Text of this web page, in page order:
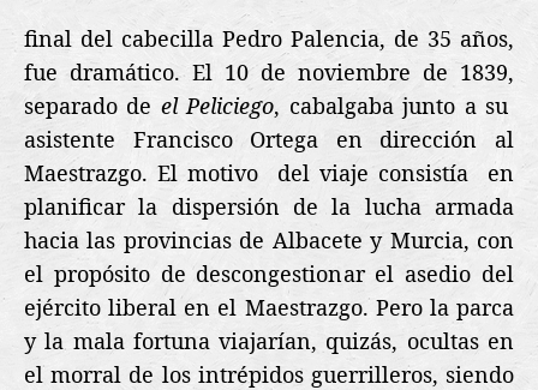
final del cabecilla Pedro Palencia, de 35 años,
fue dramático. El 10 de noviembre de 1839,
separado de el Peliciego, cabalgaba junto a su
asistente Francisco Ortega en dirección al
Maestrazgo. El motivo del viaje consistía
en
planificar la dispersión de la lucha armada
hacia las provincias de Albacete y Murcia, con
el propósito de descongestionar el asedio del
ejército liberal en el Maestrazgo. Pero la parca
y la mala fortuna viajarían, quizás, ocultas en
el morral de los intrépidos guerrilleros, siendo